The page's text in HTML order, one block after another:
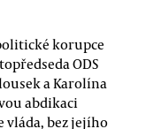
korupce
ODS
a Karolína
abdikaci
vláda, bez jejího